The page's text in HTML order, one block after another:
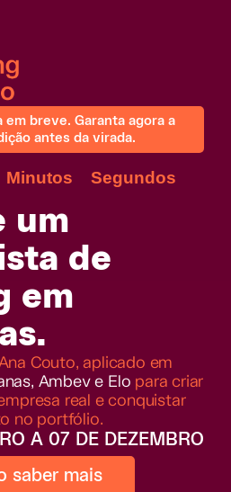
breve. Garanta agora a
antes da virada.
Minutos Segundos
um
de
em
Couto, aplicado em
Ambev e Elo para criar
real e conquistar
no portfólio.
A 07 DE DEZEMBRO
saber mais